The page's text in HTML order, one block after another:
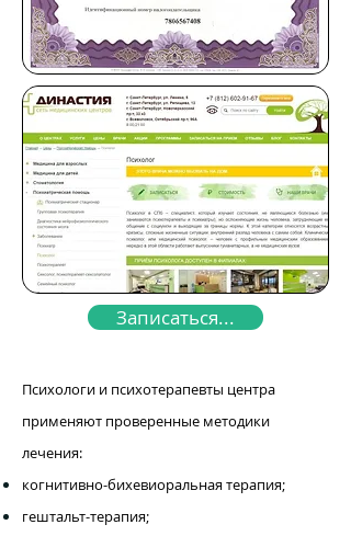
Записаться...
Психологи и психотерапевты центра
применяют проверенные методики
лечения:
когнитивно-бихевиоральная терапия;
гештальт-терапия;